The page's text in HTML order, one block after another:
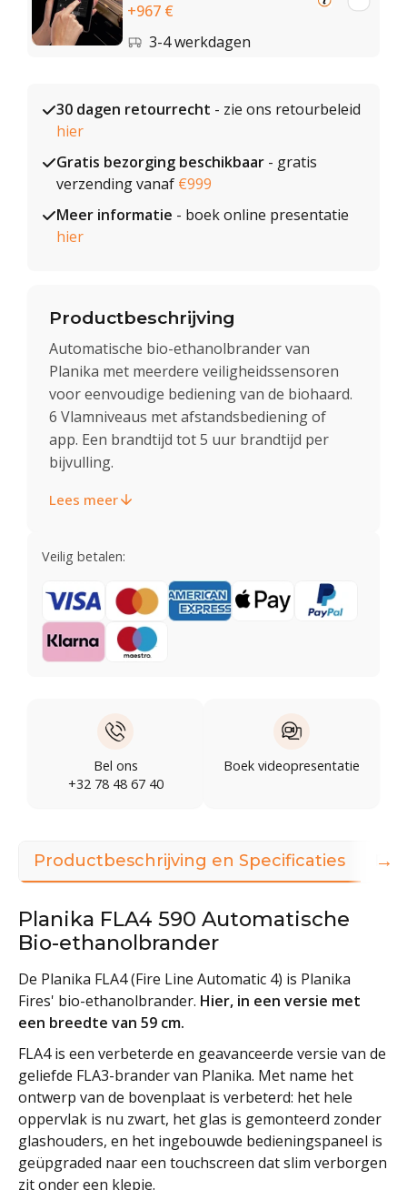
+967 €
3-4 werkdagen
30 dagen retourrecht - zie ons retourbeleid
hier
Gratis bezorging beschikbaar - gratis
verzending vanaf €999
Meer informatie - boek online presentatie
hier
Productbeschrijving
Automatische bio-ethanolbrander van
Planika met meerdere veiligheidssensoren
voor eenvoudige bediening van de biohaard.
6 Vlamniveaus met afstandsbediening of
app. Een brandtijd tot 5 uur brandtijd per
bijvulling.
Lees meer
Veilig betalen:
Bel ons
+32 78 48 67 40
Boek videopresentatie
Productbeschrijving en Specificaties
Planika FLA4 590 Automatische
Bio-ethanolbrander
De Planika FLA4 (Fire Line Automatic 4) is Planika
Fires' bio-ethanolbrander. Hier, in een versie met
een breedte van 59 cm.
FLA4 is een verbeterde en geavanceerde versie van de
geliefde FLA3-brander van Planika. Met name het
ontwerp van de bovenplaat is verbeterd: het hele
oppervlak is nu zwart, het glas is gemonteerd zonder
glashouders, en het ingebouwde bedieningspaneel is
geüpgraded naar een touchscreen dat slim verborgen
zit onder een klepje.
→